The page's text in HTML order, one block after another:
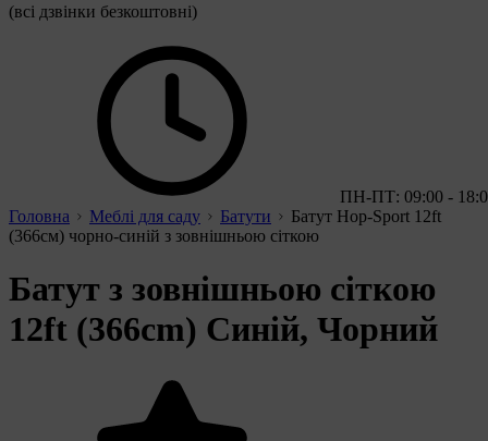
(всі дзвінки безкоштовні)
ПН-ПТ: 09:00 -
Головна
Меблі для саду Батути
Батут Hop-Sport 12ft
(366см) чорно-синій з зовнішньою сіткою
Батут з зовнішньою сіткою
12ft (366cm) Синій, Чорний